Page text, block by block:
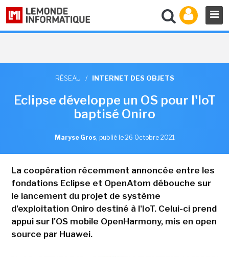
RÉSEAU / INTERNET DES OBJETS
Eclipse développe un OS pour l'IoT
baptisé Oniro
Maryse Gros, publié le 26 Octobre 2021
La coopération récemment annoncée entre les
fondations Eclipse et OpenAtom débouche sur
le lancement du projet de système
d'exploitation Oniro destiné à l'IoT. Celui-ci prend
appui sur l'OS mobile OpenHarmony, mis en open
source par Huawei.